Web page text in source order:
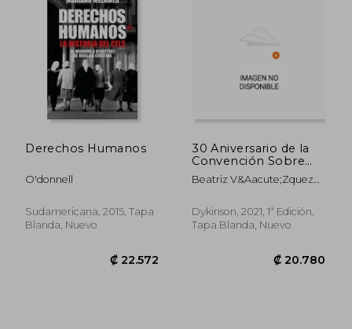
Derechos Humanos
O'donnell
Sudamericana, 2015, Tapa
Blanda, Nuevo
30 Aniversario de la
Convención Sobre
los Derechos del
Niño: Logros y Retos
Perspectiva
Multidisciplinar
Beatriz V&Aacute;Zquez
Dykinson, 2021, 1ª Edición,
Tapa Blanda, Nuevo